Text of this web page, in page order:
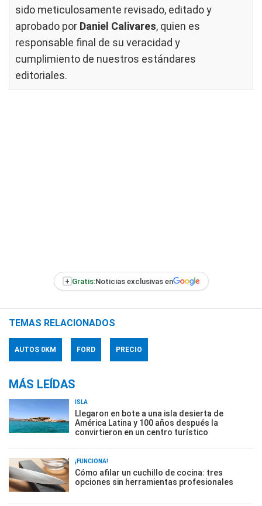
sido meticulosamente revisado, editado y
aprobado por Daniel Calivares, quien es
responsable final de su veracidad y
cumplimiento de nuestros estándares
editoriales.
+ Gratis:Noticias exclusivas en
TEMAS RELACIONADOS
AUTOS 0KM FORD PRECIO
MÁS LEÍDAS
ISLA
Llegaron en bote a una isla desierta de
América Latina y 100 años después la
convirtieron en un centro turístico
¡FUNCIONA!
Cómo afilar un cuchillo de cocina: tres
opciones sin herramientas profesionales